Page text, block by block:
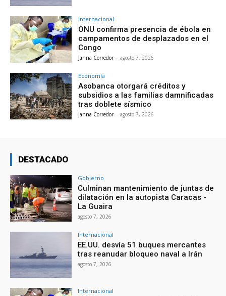
Internacional
ONU confirma presencia de ébola en
campamentos de desplazados en el
Congo
Janna Corredor - agosto 7, 2026
Economía
Asobanca otorgará créditos y
subsidios a las familias damnificadas
tras doblete sísmico
Janna Corredor - agosto 7, 2026
DESTACADO
Gobierno
Culminan mantenimiento de juntas de
dilatación en la autopista Caracas -
La Guaira
agosto 7, 2026
Internacional
EE.UU. desvía 51 buques mercantes
tras reanudar bloqueo naval a Irán
agosto 7, 2026
Internacional